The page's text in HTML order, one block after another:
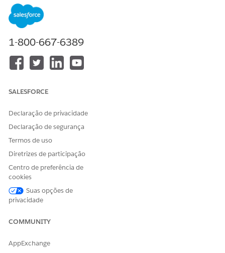
Studio:
Em Configuração, na caixa Busca rápida, insira
Configurações de recurso
Introdução.
Caso contrário, ative-o.
ESTE ARTIGO RESOLVEU SEU PROBLEMA?
1-800-667-6389
SALESFORCE
Declaração de privacidade
Declaração de segurança
Termos de uso
Diretrizes de participação
Centro de preferência de
cookies
Suas opções de
privacidade
COMMUNITY
AppExchange